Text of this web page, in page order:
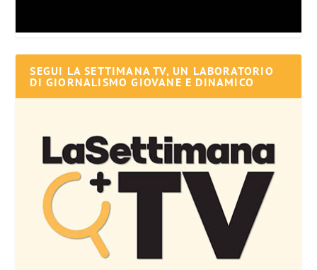
SEGUI LA SETTIMANA TV, UN LABORATORIO
DI GIORNALISMO GIOVANE E DINAMICO